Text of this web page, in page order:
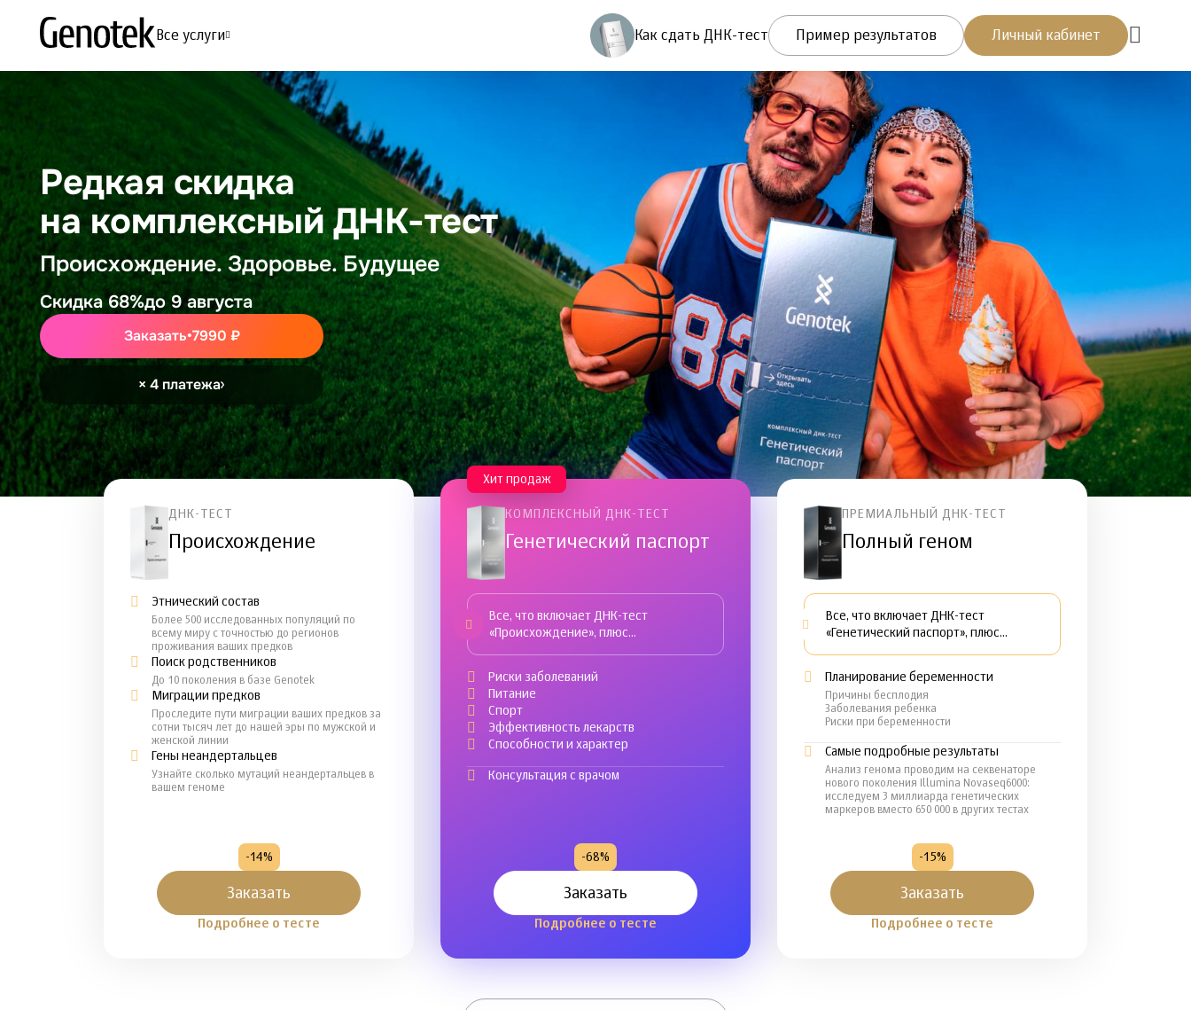
Все услуги Как сдать ДНК-тест Пример результатов Личный кабинет
Редкая скидка
на комплексный ДНК-тест
Происхождение. Здоровье. Будущее
Скидка 68%до 9 августа
Заказать•7990 ₽
× 4 платежа
ДНК-ТЕСТ
Происхождение
Этнический состав
Более 500 исследованных популяций по
всему миру с точностью до регионов
проживания ваших предков
Поиск родственников
До 10 поколения в базе Genotek
Миграции предков
Проследите пути миграции ваших предков за
сотни тысяч лет до нашей эры по мужской и
женской линии
Гены неандертальцев
Узнайте сколько мутаций неандертальцев в
вашем геноме
-14%
Заказать
Подробнее о тесте
Хит продаж
КОМПЛЕКСНЫЙ ДНК-ТЕСТ
Генетический паспорт
Все, что включает ДНК-тест
«Происхождение», плюс…
Риски заболеваний
Питание
Спорт
Эффективность лекарств
Способности и характер
Консультация с врачом
-68%
Заказать
Подробнее о тесте
ПРЕМИАЛЬНЫЙ ДНК-ТЕСТ
Полный геном
Все, что включает ДНК-тест
«Генетический паспорт», плюс…
Планирование беременности
Причины бесплодия
Заболевания ребенка
Риски при беременности
Самые подробные результаты
Анализ генома проводим на секвенаторе
нового поколения Illumina Novaseq6000:
исследуем 3 миллиарда генетических
маркеров вместо 650 000 в других тестах
-15%
Заказать
Подробнее о тесте